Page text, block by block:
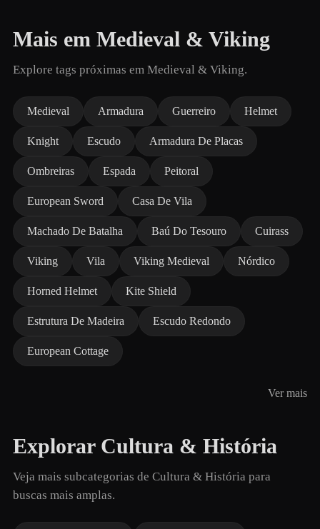
Mais em Medieval & Viking
Explore tags próximas em Medieval & Viking.
Medieval Armadura Guerreiro Helmet
Knight Escudo Armadura De Placas
Ombreiras Espada Peitoral
European Sword Casa De Vila
Machado De Batalha Baú Do Tesouro Cuirass
Viking Vila Viking Medieval Nórdico
Horned Helmet Kite Shield
Estrutura De Madeira Escudo Redondo
European Cottage
Ver mais
Explorar Cultura & História
Veja mais subcategorias de Cultura & História para
buscas mais amplas.